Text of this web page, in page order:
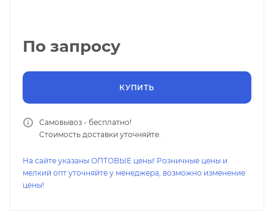
По запросу
КУПИТЬ
Самовывоз - бесплатно!
Стоимость доставки уточняйте.
На сайте указаны ОПТОВЫЕ цены! Розничные цены и
мелкий опт уточняйте у менеджера, возможно изменение
цены!